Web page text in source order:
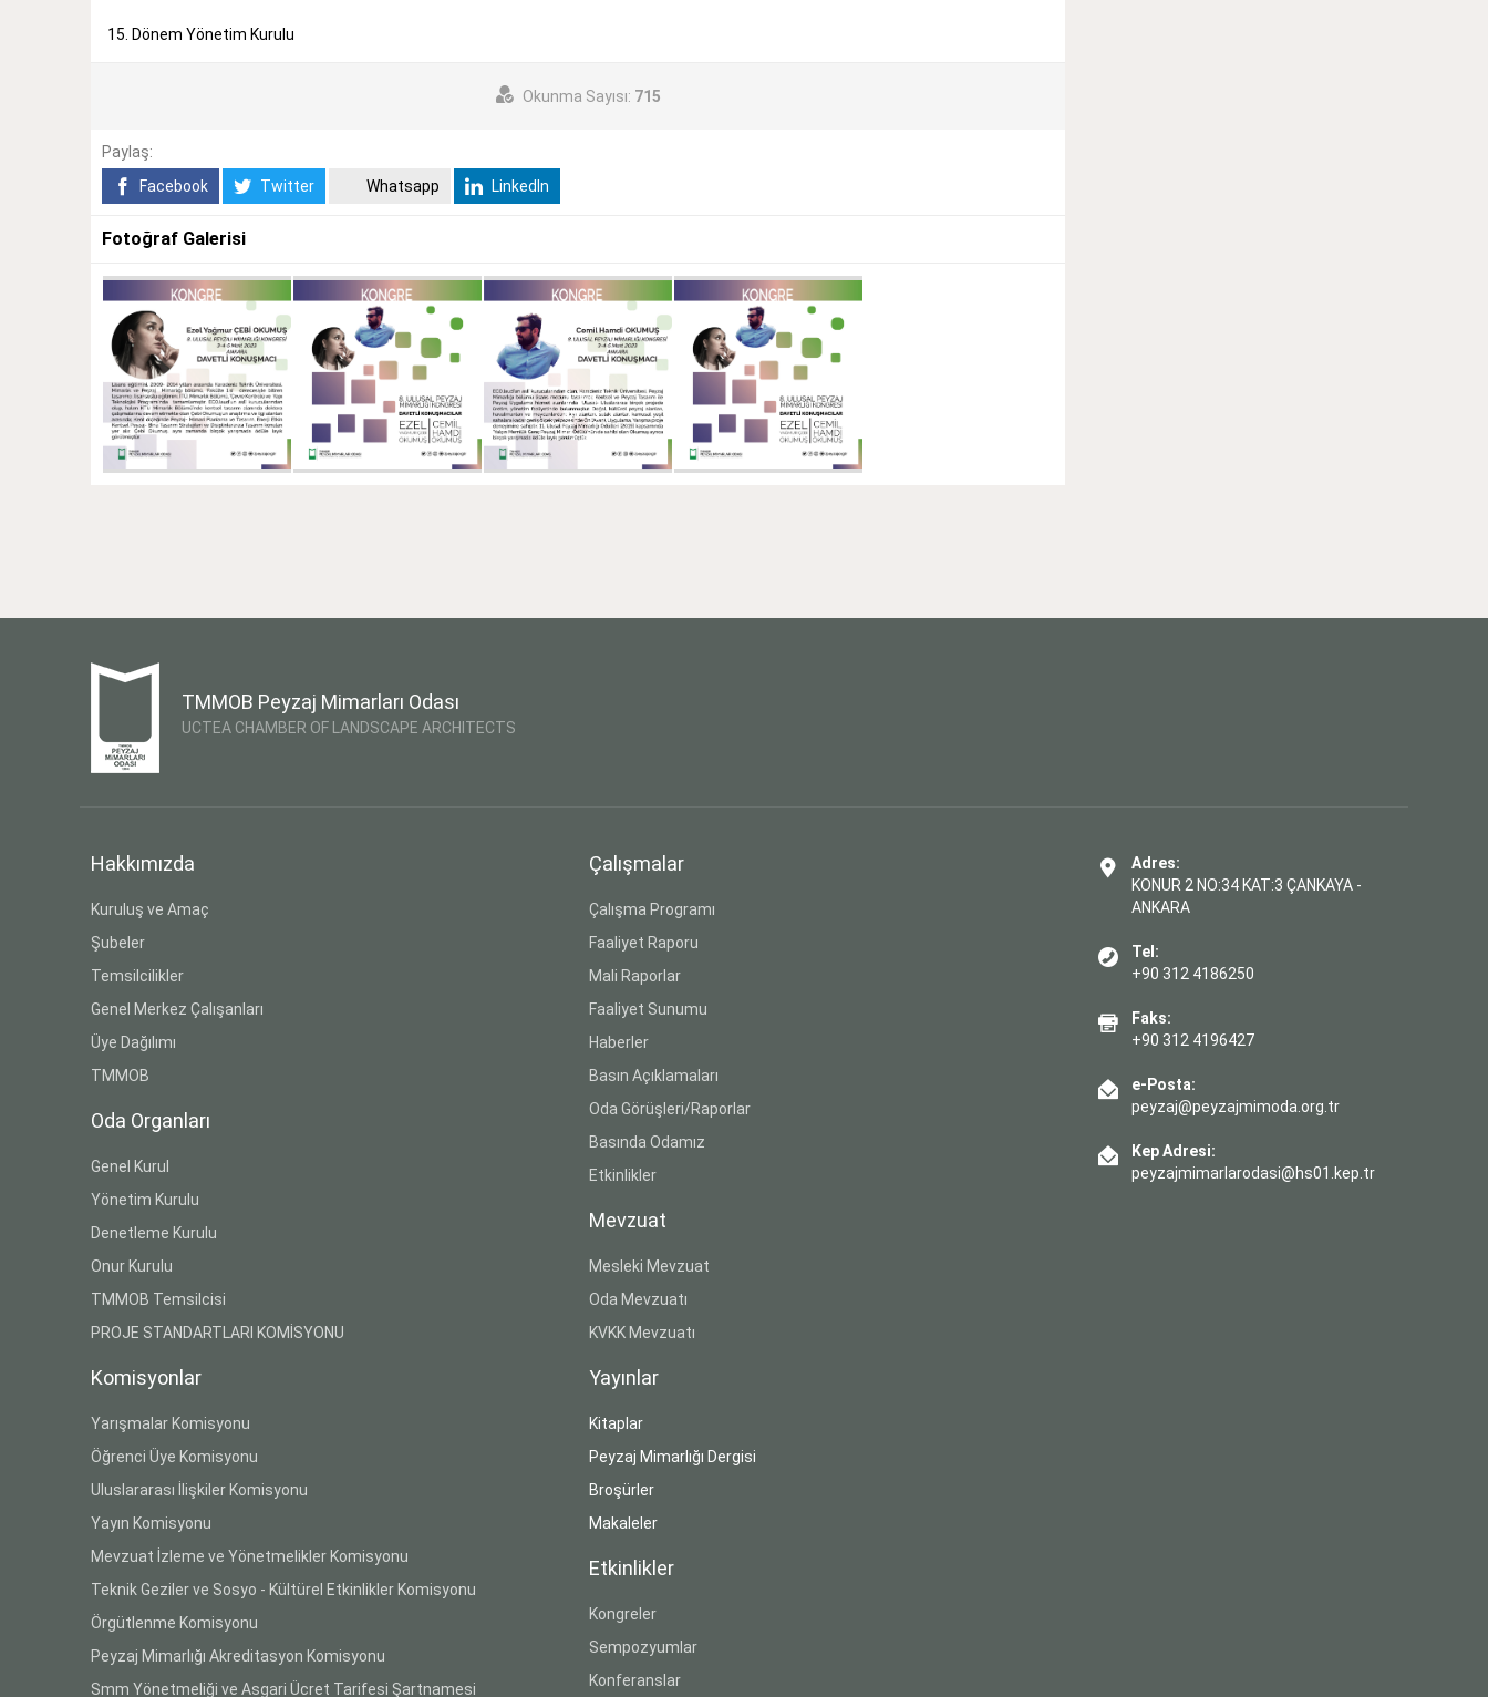
15. Dönem Yönetim Kurulu
Okunma Sayısı: 715
Paylaş:
Facebook
Twitter Whatsapp LinkedIn
Fotoğraf Galerisi
TMMOB Peyzaj Mimarları Odası
UCTEA CHAMBER OF LANDSCAPE ARCHITECTS
Hakkımızda
Kuruluş ve Amaç
Şubeler
Temsilcilikler
Genel Merkez Çalışanları
Üye Dağılımı
TMMOB
Oda Organları
Genel Kurul
Yönetim Kurulu
Denetleme Kurulu
Onur Kurulu
TMMOB Temsilcisi
PROJE STANDARTLARI KOMİSYONU
Komisyonlar
Yarışmalar Komisyonu
Öğrenci Üye Komisyonu
Uluslararası İlişkiler Komisyonu
Yayın Komisyonu
Mevzuat İzleme ve Yönetmelikler Komisyonu
Teknik Geziler ve Sosyo - Kültürel Etkinlikler Komisyonu
Örgütlenme Komisyonu
Peyzaj Mimarlığı Akreditasyon Komisyonu
Smm Yönetmeliği ve Asgari Ücret Tarifesi Şartnamesi
Çalışmalar
Çalışma Programı
Faaliyet Raporu
Mali Raporlar
Faaliyet Sunumu
Haberler
Basın Açıklamaları
Oda Görüşleri/Raporlar
Basında Odamız
Etkinlikler
Mevzuat
Mesleki Mevzuat
Oda Mevzuatı
KVKK Mevzuatı
Yayınlar
Kitaplar
Peyzaj Mimarlığı Dergisi
Broşürler
Makaleler
Etkinlikler
Kongreler
Sempozyumlar
Konferanslar
Adres:
KONUR 2 NO:34 KAT:3 ÇANKAYA -
ANKARA
Tel:
+90 312 4186250
Faks:
+90 312 4196427
e-Posta:
peyzaj@peyzajmimoda.org.tr
Kep Adresi:
peyzajmimarlarodasi@hs01.kep.tr